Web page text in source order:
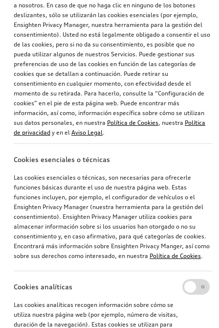
a nosotros. En caso de que no haga clic en ninguno de los botones
deslizantes, sólo se utilizarán las cookies esenciales (por ejemplo,
Ensighten Privacy Manager, nuestra herramienta para la gestión del
consentimiento). Usted no está legalmente obligado a consentir el uso
de las cookies, pero si no da su consentimiento, es posible que no
pueda utilizar algunos de nuestros Servicios. Puede gestionar sus
preferencias de uso de las cookies en función de las categorías de
cookies que se detallan a continuación. Puede retirar su
consentimiento en cualquier momento, con efectividad desde el
momento de su retirada. Para hacerlo, consulte la “Configuración de
cookies” en el pie de esta página web. Puede encontrar más
información, así como, información específica sobre cómo se utilizan
sus datos personales, en nuestra Política de Cookies, nuestra Política
de privacidad y en el Aviso Legal.
Cookies esenciales o técnicas
Las cookies esenciales o técnicas, son necesarias para ofrecerle
funciones básicas durante el uso de nuestra página web. Estas
funciones incluyen, por ejemplo, el configurador de vehículos o el
Ensighten Privacy Manager (nuestra herramienta para la gestión del
consentimiento). Ensighten Privacy Manager utiliza cookies para
almacenar información sobre si los usuarios han otorgado o no su
consentimiento y, en caso afirmativo, para qué categorías de cookies.
Encontrará más información sobre Ensighten Privacy Manger, así como
sobre sus derechos como interesado, en nuestra Política de Cookies.
Cookies analíticas
Las cookies analíticas recogen información sobre cómo se
utiliza nuestra página web (por ejemplo, número de visitas,
duración de la navegación). Estas cookies se utilizan para